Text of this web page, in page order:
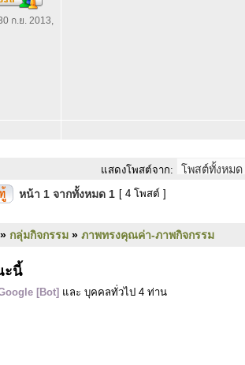
ก.ย. 2013,
แสดงโพสต์จาก:
หน้า 1 จากทั้งหมด 1 [ 4 โพสต์ ]
» กลุ่มกิจกรรม » ภาพทรงคุณค่า-ภาพกิจกรรม
ะนี้
[Bot] และ บุคคลทั่วไป 4 ท่าน